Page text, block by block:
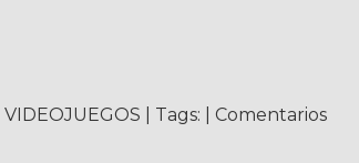
VIDEOJUEGOS Tags: Comentarios